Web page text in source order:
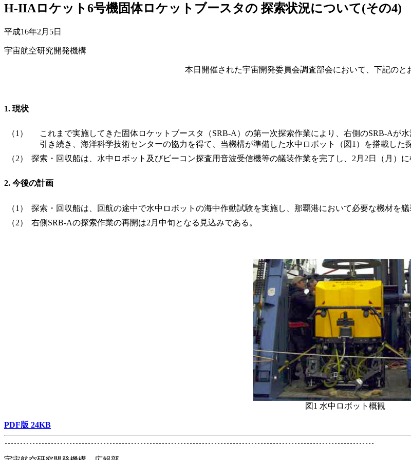
H-IIAロケット6号機固体ロケットブースタの 探索状況について(その4)
平成16年2月5日
宇宙航空研究開発機構
本日開催された宇宙開発委員会調査部会において、下記のと
1. 現状
（1）
これまで実施してきた固体ロケットブースタ（SRB-A）の第一次探索作業により、右側のSRB-Aが水
引き続き、海洋科学技術センターの協力を得て、当機構が準備した水中ロボット（図1）を搭載した
（2）
探索・回収船は、水中ロボット及びビーコン探査用音波受信機等の艤装作業を完了し、2月2日（月）に
2. 今後の計画
（1）
探索・回収船は、回航の途中で水中ロボットの海中作動試験を実施し、那覇港において必要な機材を
（2）
右側SRB-Aの探索作業の再開は2月中旬となる見込みである。
図1 水中ロボット概観
PDF版 24KB